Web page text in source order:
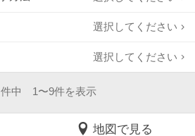
選択してください
選択してください
件中 1〜9件を表示
地図で見る